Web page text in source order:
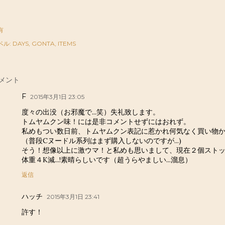
ル: DAYS GONTA ITEMS
ント
F 2015年3月1日 23:05
度々の出没（お邪魔で...笑）失礼致します。
トムヤムクン味！には是非コメントせずにはおれず。
私めもつい数日前、トムヤムクン表記に惹かれ何気なく買い物
（普段Cヌードル系列はまず購入しないのですが...)
そう！想像以上に激ウマ！と私めも思いまして、現在２個ストッ
体重４K減...!素晴らしいです（超うらやましい...溜息）
返信
ハッチ 2015年3月1日 23:41
許す！